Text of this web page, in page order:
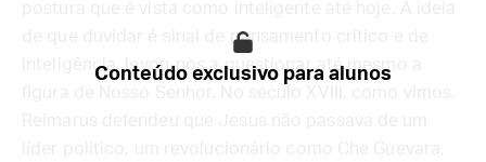
de que duvidar é sinal de pensamento crítico e de
inteligência, levou-nos a questionar até mesmo a
Conteúdo exclusivo para alunos